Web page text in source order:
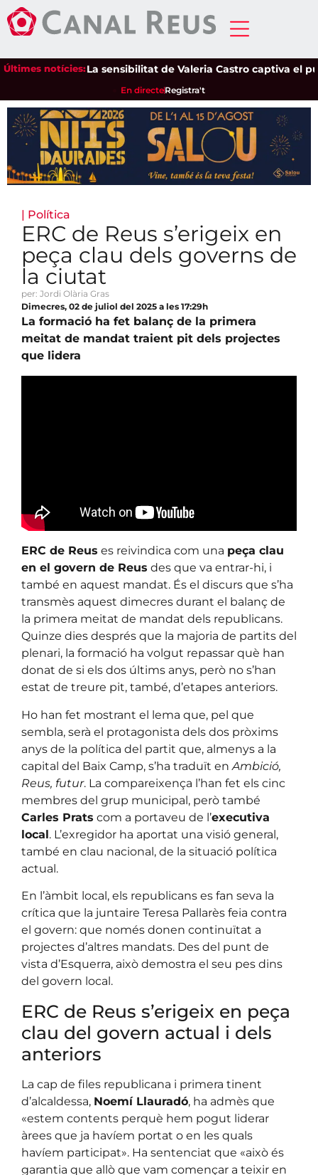
Últimes notícies:La sensibilitat de Valeria Castro captiva el
En directeRegistra't
| Política
ERC de Reus s’erigeix en
peça clau dels governs de
la ciutat
per: Jordi Olària Gras
Dimecres, 02 de juliol del 2025 a les 17:29h
La formació ha fet balanç de la primera
meitat de mandat traient pit dels projectes
que lidera
ERC de Reus es reivindica com una peça clau
en el govern de Reus des que va entrar-hi, i
també en aquest mandat. És el discurs que s’ha
transmès aquest dimecres durant el balanç de
la primera meitat de mandat dels republicans.
Quinze dies després que la majoria de partits del
plenari, la formació ha volgut repassar què han
donat de si els dos últims anys, però no s’han
estat de treure pit, també, d’etapes anteriors.
Ho han fet mostrant el lema que, pel que
sembla, serà el protagonista dels dos pròxims
anys de la política del partit que, almenys a la
capital del Baix Camp, s’ha traduït enAmbició,
Reus, futur. La compareixença l’han fet els cinc
membres del grup municipal, però també
Carles Prats com a portaveu de l’executiva
local. L’exregidor ha aportat una visió general,
també en clau nacional, de la situació política
actual.
En l’àmbit local, els republicans es fan seva la
crítica que la juntaire Teresa Pallarès feia contra
el govern: que només donen continuïtat a
projectes d’altres mandats. Des del punt de
vista d’Esquerra, això demostra el seu pes dins
del govern local.
ERC de Reus s’erigeix en peça
clau del govern actual i dels
anteriors
La cap de files republicana i primera tinent
d’alcaldessa, Noemí Llauradó, ha admès que
«estem contents perquè hem pogut liderar
àrees que ja havíem portat o en les quals
havíem participat». Ha sentenciat que «això és
garantia que allò que vam començar a teixir en